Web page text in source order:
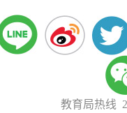
教育局热线